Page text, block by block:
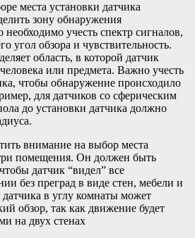
места установки датчика
зону обнаружения
учесть спектр сигналов,
угол обзора и чувствительность.
область, в которой датчик
или предмета. Важно учесть
чтобы обнаружение происходило
для датчиков со сферическим
до установки датчика должно
внимание на выбор места
помещения. Он должен быть
датчик “видел” все
без преград в виде стен, мебели и
в углу комнаты может
обзор, так как движение будет
на двух стенах